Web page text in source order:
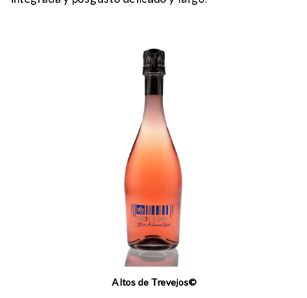
Altos de Trevejos©